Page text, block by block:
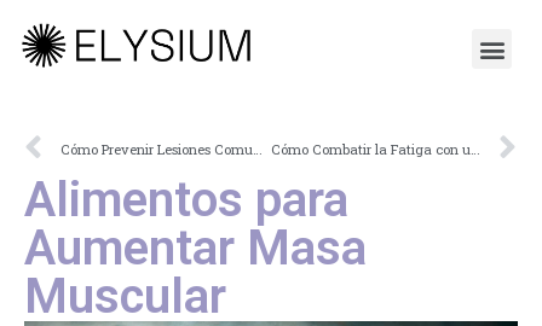
Alimentos para
Aumentar Masa
Muscular